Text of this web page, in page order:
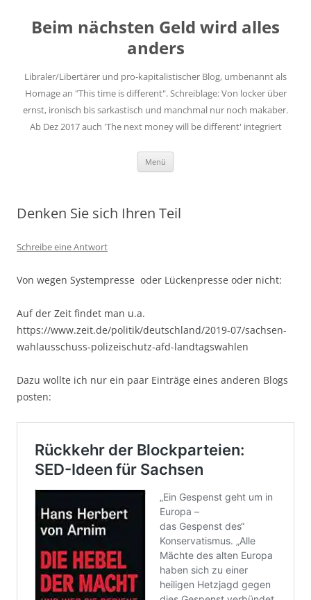
springen
Beim nächsten Geld wird alles
anders
Libraler/Libertärer und pro-kapitalistischer Blog, umbenannt als
Homage an "This time is different". Schreiblage: Von locker über
ernst, ironisch bis sarkastisch und manchmal nur noch makaber.
Ab Dez 2017 auch 'The next money will be different' integriert
Menü
Denken Sie sich Ihren Teil
Schreibe eine Antwort
Von wegen Systempresse oder Lückenpresse oder nicht:
Auf der Zeit findet man u.a.
https://www.zeit.de/politik/deutschland/2019-07/sachsen-
wahlausschuss-polizeischutz-afd-landtagswahlen
Dazu wollte ich nur ein paar Einträge eines anderen Blogs
posten: